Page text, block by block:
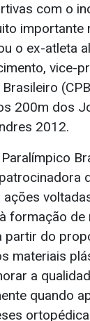
com o
importante
o ex-atleta
vice-
200m dos
2012.
ações
formação de
partir do
materiais
a
quando